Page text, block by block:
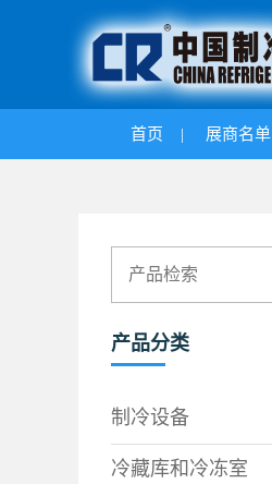
首页 | 展商名单
产品分类
制冷设备
冷藏库和冷冻室